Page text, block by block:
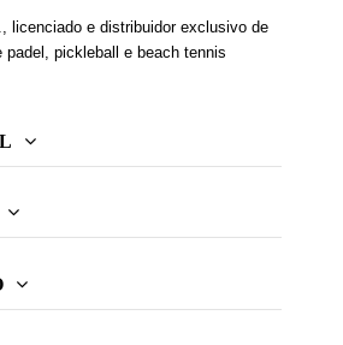
licenciado e distribuidor exclusivo de
padel, pickleball e beach tennis